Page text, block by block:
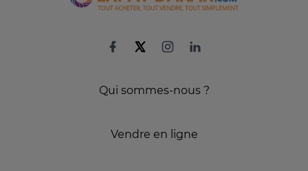
Qui sommes-nous ?
Vendre en ligne